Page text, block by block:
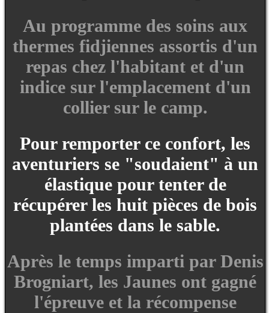
Au programme des soins aux
thermes fidjiennes assortis d'un
repas chez l'habitant et d'un
indice sur l'emplacement d'un
collier sur le camp.
Pour remporter ce confort, les
aventuriers se "soudaient" à un
élastique pour tenter de
récupérer les huit pièces de bois
plantées dans le sable.
Après le temps imparti par Denis
Brogniart, les Jaunes ont gagné
l'épreuve et la récompense